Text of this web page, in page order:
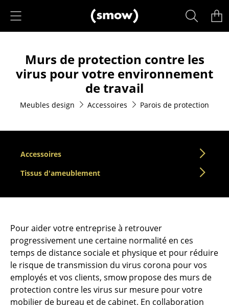
Sièges
Chaises de cuisine & salle à manger
Canapés
Tabourets
Bancs & Chaises longues
Poufs poires
Chaises de jardin
Murs de protection contre les
virus pour votre environnement
de travail
Meubles design Accessoires Parois de protection
Accessoires
Tissus d'ameublement
Pour aider votre entreprise à retrouver
progressivement une certaine normalité en ces
temps de distance sociale et physique et pour réduire
le risque de transmission du virus corona pour vos
employés et vos clients, smow propose des murs de
protection contre les virus sur mesure pour votre
mobilier de bureau et de cabinet. En collaboration